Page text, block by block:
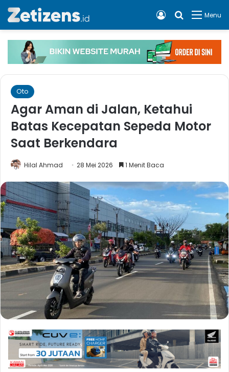
Menu
Cari apa,
Log In
Oto
Agar Aman di Jalan, Ketahui
Batas Kecepatan Sepeda Motor
Saat Berkendara
Hilal Ahmad 28 Mei 2026 1 Menit Baca